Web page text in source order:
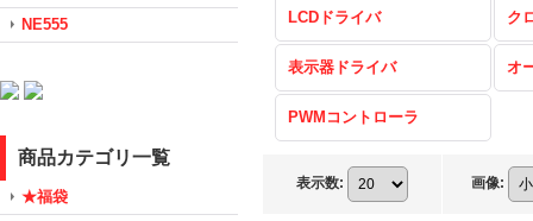
NE555
商品カテゴリ一覧
★福袋
LCDドライバ ク
表示器ドライバ オ
PWMコントローラ
表示数: 画像: